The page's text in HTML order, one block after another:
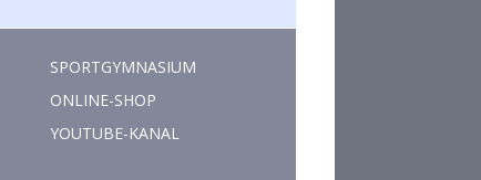
SPORTGYMNASIUM
ONLINE-SHOP
YOUTUBE-KANAL